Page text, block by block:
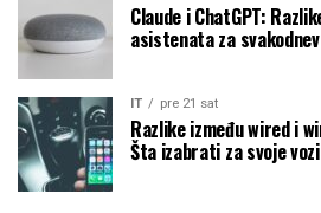
Claude i ChatGPT:
asistenata za
IT pre 21 sat
Razlike između wired i
Šta izabrati za svoje